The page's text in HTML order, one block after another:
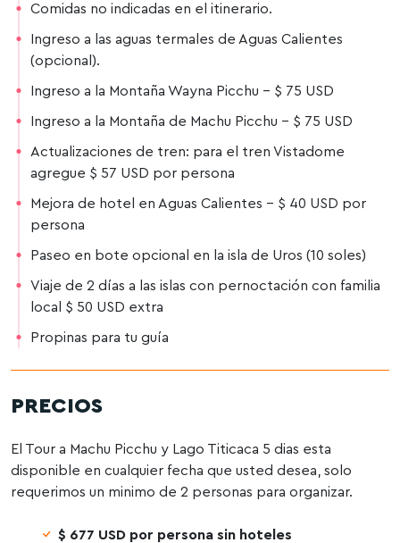
Comidas no indicadas en el itinerario.
Ingreso a las aguas termales de Aguas Calientes
(opcional).
Ingreso a la Montaña Wayna Picchu – $ 75 USD
Ingreso a la Montaña de Machu Picchu – $ 75 USD
Actualizaciones de tren: para el tren Vistadome
agregue $ 57 USD por persona
Mejora de hotel en Aguas Calientes – $ 40 USD por
persona
Paseo en bote opcional en la isla de Uros (10 soles)
Viaje de 2 días a las islas con pernoctación con familia
local $ 50 USD extra
Propinas para tu guía
PRECIOS
El Tour a Machu Picchu y Lago Titicaca 5 dias esta
disponible en cualquier fecha que usted desea, solo
requerimos un minimo de 2 personas para organizar.
$ 677 USD por persona sin hoteles